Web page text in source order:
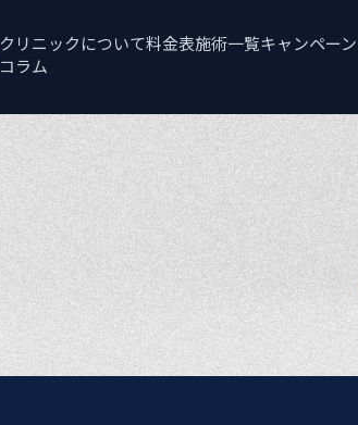
クリニックについて料金表施術一覧キャンペーン
コラム